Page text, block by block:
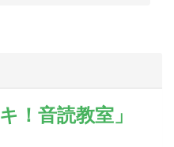
！音読教室」